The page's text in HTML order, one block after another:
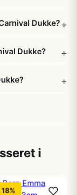
Dukke?
Dukke?
i
18%